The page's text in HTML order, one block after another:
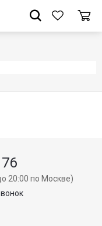
20:00 по Москве)